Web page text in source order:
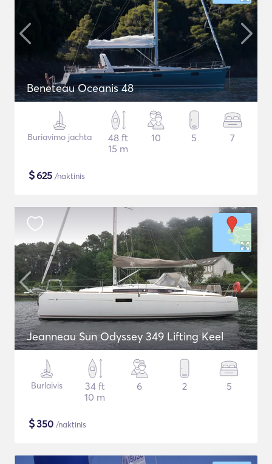
Beneteau Oceanis 48
Buriavimo jachta
48 ft
15 m
10 5 7
$625 /naktinis
Jeanneau Sun Odyssey 349 Lifting Keel
Burlaivis
34 ft
10 m
6 2 5
$350 /naktinis